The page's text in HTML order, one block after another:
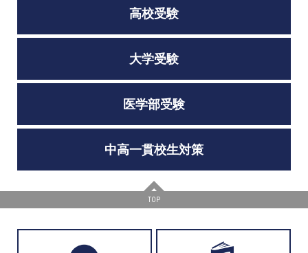
高校受験
大学受験
医学部受験
中高一貫校生対策
TOP